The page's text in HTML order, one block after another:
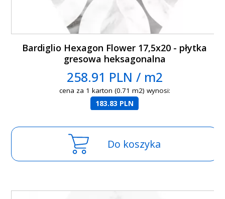
Bardiglio Hexagon Flower 17,5x20 - płytka
gresowa heksagonalna
258.91 PLN / m2
cena za 1 karton (0.71 m2) wynosi:
183.83 PLN
Do koszyka